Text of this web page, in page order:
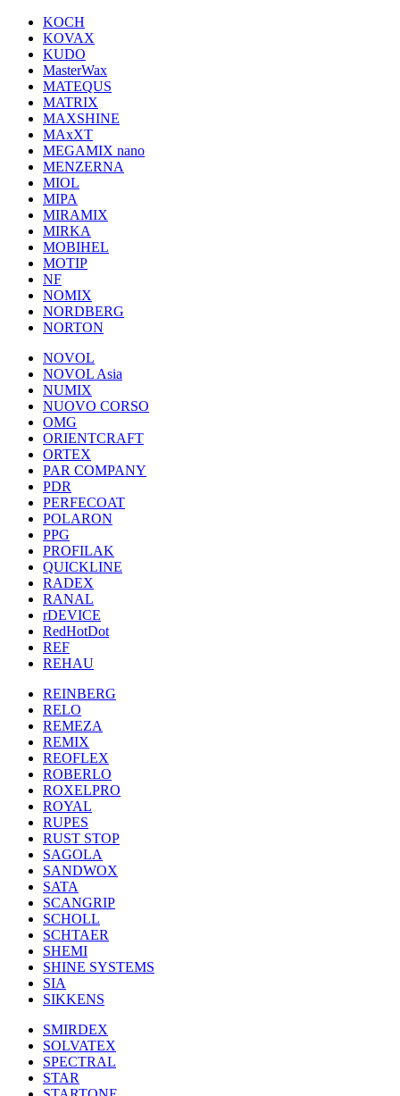
KOCH
KOVAX
KUDO
MasterWax
MATEQUS
MATRIX
MAXSHINE
MAxXT
MEGAMIX nano
MENZERNA
MIOL
MIPA
MIRAMIX
MIRKA
MOBIHEL
MOTIP
NF
NOMIX
NORDBERG
NORTON
NOVOL
NOVOL Asia
NUMIX
NUOVO CORSO
OMG
ORIENTCRAFT
ORTEX
PAR COMPANY
PDR
PERFECOAT
POLARON
PPG
PROFILAK
QUICKLINE
RADEX
RANAL
rDEVICE
RedHotDot
REF
REHAU
REINBERG
RELO
REMEZA
REMIX
REOFLEX
ROBERLO
ROXELPRO
ROYAL
RUPES
RUST STOP
SAGOLA
SANDWOX
SATA
SCANGRIP
SCHOLL
SCHTAER
SHEMI
SHINE SYSTEMS
SIA
SIKKENS
SMIRDEX
SOLVATEX
SPECTRAL
STAR